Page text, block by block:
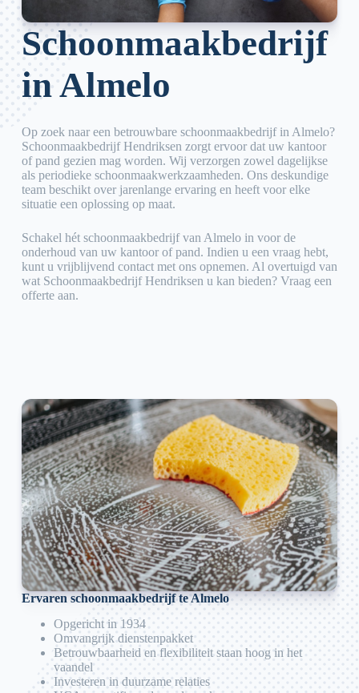
Schoonmaakbedrijf
in Almelo
Op zoek naar een betrouwbare schoonmaakbedrijf in Almelo?
Schoonmaakbedrijf Hendriksen zorgt ervoor dat uw kantoor
of pand gezien mag worden. Wij verzorgen zowel dagelijkse
als periodieke schoonmaakwerkzaamheden. Ons deskundige
team beschikt over jarenlange ervaring en heeft voor elke
situatie een oplossing op maat.
Schakel hét schoonmaakbedrijf van Almelo in voor de
onderhoud van uw kantoor of pand. Indien u een vraag hebt,
kunt u vrijblijvend contact met ons opnemen. Al overtuigd van
wat Schoonmaakbedrijf Hendriksen u kan bieden? Vraag een
offerte aan.
Ervaren schoonmaakbedrijf te Almelo
Opgericht in 1934
Omvangrijk dienstenpakket
Betrouwbaarheid en flexibiliteit staan hoog in het
vaandel
Investeren in duurzame relaties